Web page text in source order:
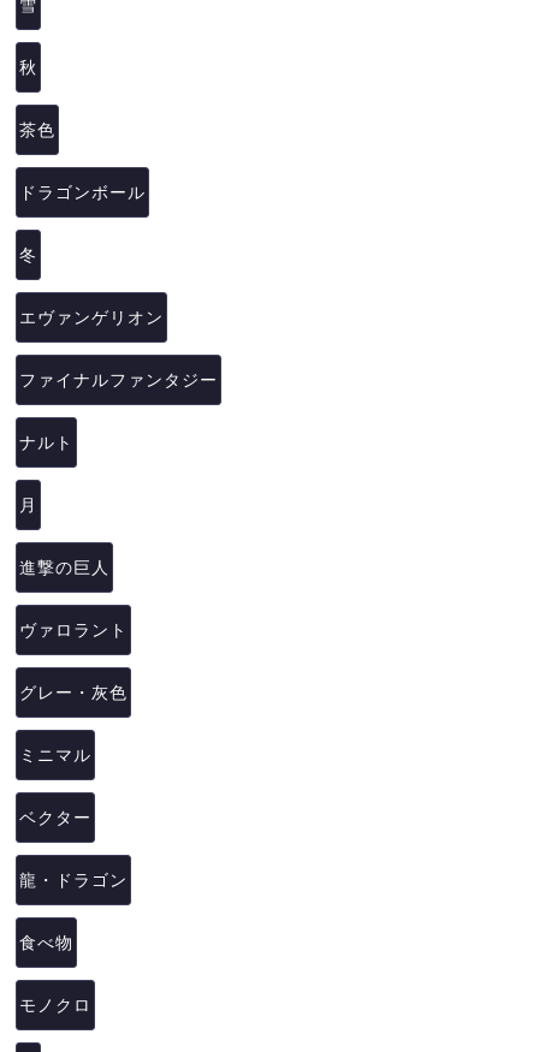
雪
秋
茶色
ドラゴンボール
冬
エヴァンゲリオン
ファイナルファンタジー
ナルト
月
進撃の巨人
ヴァロラント
グレー・灰色
ミニマル
ベクター
龍・ドラゴン
食べ物
モノクロ